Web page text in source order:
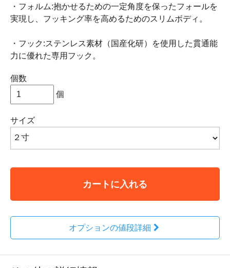
・フォルム:抱かせるための一定角度を保ったフォールを
実現し、フッキング率を高めるためのスリムボディ。
・フック:ステンレス素材（国産化研）を使用した貫通能
力に優れた専用フック。
個数
個
サイズ
カートに入れる
オプションの値段詳細